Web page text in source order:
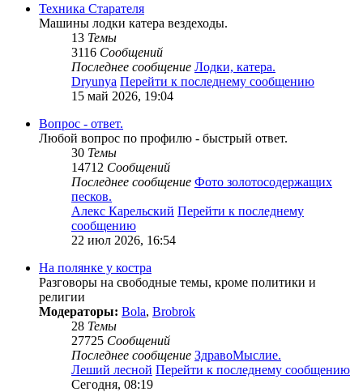
Техника Старателя
Машины лодки катера вездеходы.
13 Темы
3116 Сообщений
Последнее сообщение Лодки, катера.
Dryunya Перейти к последнему сообщению
15 май 2026, 19:04
Вопрос - ответ.
Любой вопрос по профилю - быстрый ответ.
30 Темы
14712 Сообщений
Последнее сообщение Фото золотосодержащих
песков.
Алекс Карельский Перейти к последнему
сообщению
22 июл 2026, 16:54
На полянке у костра
Разговоры на свободные темы, кроме политики и
религии
Модераторы: Bola, Brobrok
28 Темы
27725 Сообщений
Последнее сообщение ЗдравоМыслие.
Леший лесной Перейти к последнему сообщению
Сегодня, 08:19